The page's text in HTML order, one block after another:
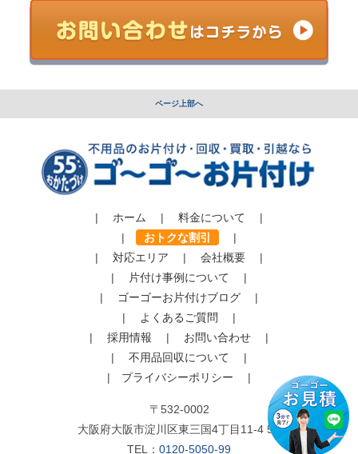
ページ上部へ
| ホーム | 料金について
|
|
おトクな割引
|
|
対応エリア | 会社概要
|
|
片付け事例について
|
|
ゴーゴーお片付けブログ
|
|
よくあるご質問
|
|
採用情報 | お問い合わせ
|
|
不用品回収について
|
|
プライバシーポリシー |
〒532-0002
大阪府大阪市淀川区東三国4丁目11-4 5F
TEL： 0120-5050-99